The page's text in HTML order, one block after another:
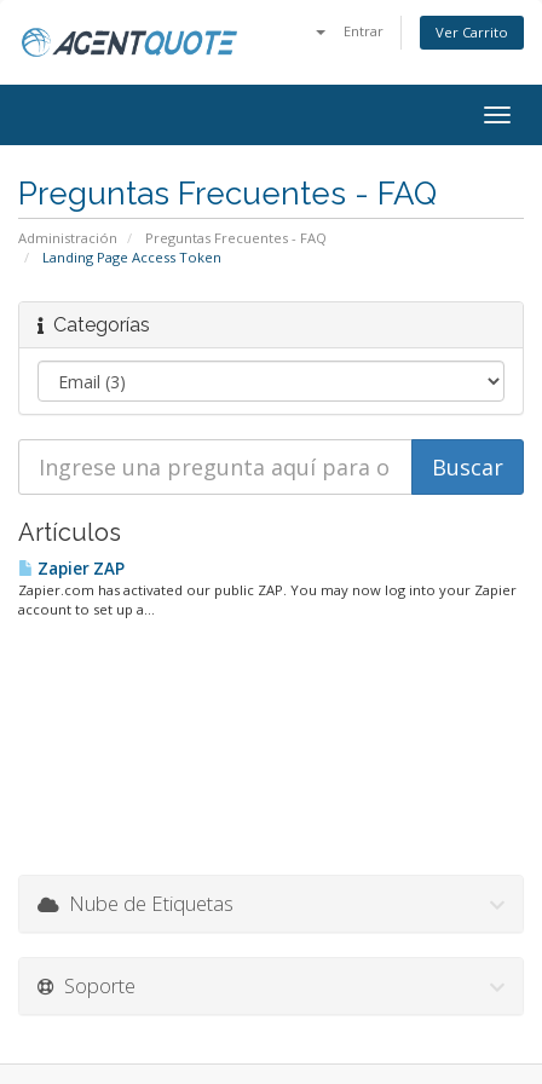
Entrar Ver Carrito
Preguntas Frecuentes - FAQ
Administración
Preguntas Frecuentes - FAQ
Landing Page Access Token
Categorías
Artículos
Zapier ZAP
Zapier.com has activated our public ZAP. You may now log into your Zapier
account to set up a...
Nube de Etiquetas
Soporte